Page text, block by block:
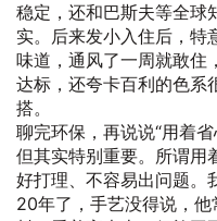
稳定，还和巴斯夫等全球
实。后来发小入住后，特
味道，通风了一周就敢住
达标，还夸卡百利的色系
搭。
聊完环保，再说说“用着
但其实特别重要。所谓用
好打理、不容易出问题。
20年了，手艺没得说，